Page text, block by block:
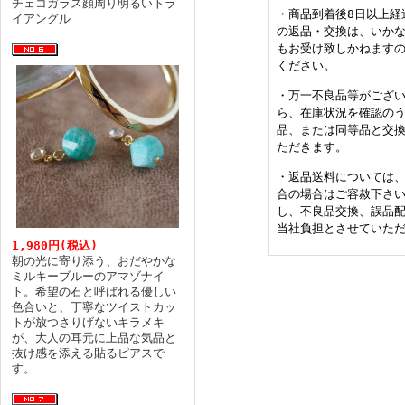
チェコガラス顔周り明るいトラ
イアングル
1,980円(税込)
朝の光に寄り添う、おだやかな
ミルキーブルーのアマゾナイ
ト。希望の石と呼ばれる優しい
色合いと、丁寧なツイストカッ
トが放つさりげないキラメキ
が、大人の耳元に上品な気品と
抜け感を添える貼るピアスで
す。
・商品到着後8日以上
の返品・交換は、いか
もお受け致しかねます
ください。
・万一不良品等がござ
ら、在庫状況を確認の
品、または同等品と交
ただきます。
・返品送料については
合の場合はご容赦下さ
し、不良品交換、誤品
当社負担とさせていた